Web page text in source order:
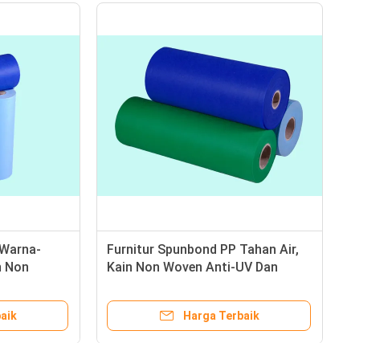
Non
Furnitur Spunbond PP Tahan Air,
Kain Non Woven Anti-UV Dan
Harga Terbaik